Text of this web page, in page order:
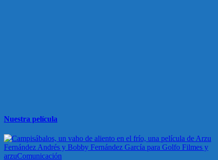
Nuestra película